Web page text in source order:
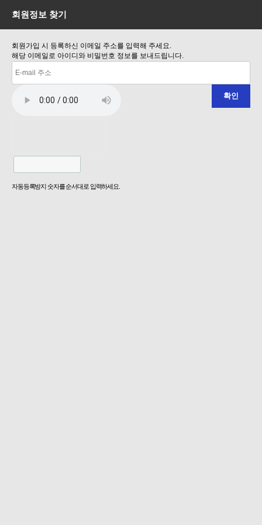
회원정보 찾기
회원가입 시 등록하신 이메일 주소를 입력해 주세요.
해당 이메일로 아이디와 비밀번호 정보를 보내드립니다.
자동등록방지 숫자를 순서대로 입력하세요.